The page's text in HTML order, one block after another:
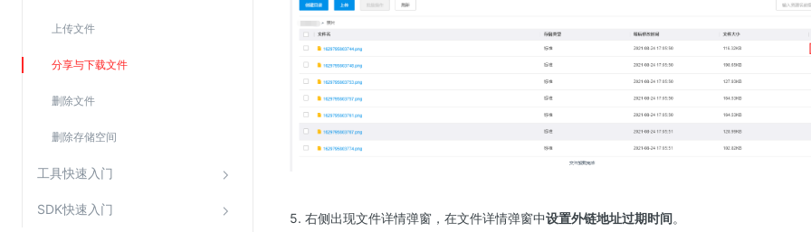
上传文件
分享与下载文件
删除文件
删除存储空间
工具快速入门
SDK快速入门
云安全
云堡垒机
高防IP(KAD)
DDoS原生高防
5. 右侧出现文件详情弹窗，在文件详情弹窗中设置外链地址过期时间。